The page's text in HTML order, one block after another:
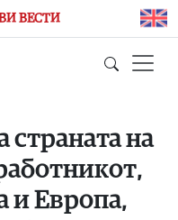
ВЕСТИ
страната на
и Европа,